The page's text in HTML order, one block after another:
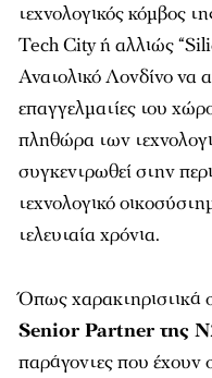
τεχνολογικός κόμβος
Tech City ή αλλιώς
Ανατολικό Λονδίνο να
επαγγελματίες του
πληθώρα των
συγκεντρωθεί στην
τεχνολογικό
τελευταία χρόνια.
Όπως χαρακτηριστικά
Senior Partner της
παράγοντες που έχουν